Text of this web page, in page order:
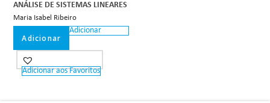
ANÁLISE DE SISTEMAS LINEARES
Maria Isabel Ribeiro
Adicionar
Adicionar
Adicionar aos Favoritos